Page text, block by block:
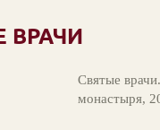
ВРАЧИ
Святые
монастыря,